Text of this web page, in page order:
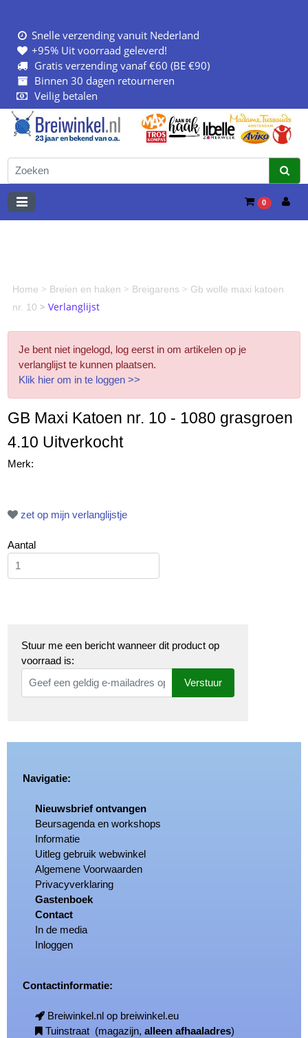
Snelle verzending vanuit Nederland
+95% Uit voorraad geleverd!
Gratis verzending vanaf €60 (BE €90)
Binnen 30 dagen retourneren
Veilig betalen
0
Home > Breien en haken > Breigarens > Gb wolle maxi katoen
nr. 10 > Verlanglijst
Je bent niet ingelogd, log eerst in om artikelen op je
verlanglijst te kunnen plaatsen.
Klik hier om in te loggen >>
GB Maxi Katoen nr. 10 - 1080 grasgroen
4.10 Uitverkocht
Merk:
zet op mijn verlanglijstje
Aantal
Stuur me een bericht wanneer dit product op
voorraad is:
Verstuur
Navigatie:
Nieuwsbrief ontvangen
Beursagenda en workshops
Informatie
Uitleg gebruik webwinkel
Algemene Voorwaarden
Privacyverklaring
Gastenboek
Contact
In de media
Inloggen
Contactinformatie:
Breiwinkel.nl op breiwinkel.eu
Tuinstraat (magazijn,alleen afhaaladres)